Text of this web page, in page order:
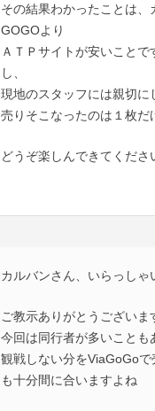
その結果わかったことは
GOGOより
ＡＴＰサイトが安いこと
し、
現地のスタッフには親切
売りそこなったのは１枚だ
どうぞ楽しんできてくださ
カルバンさん、いらっしゃ
ご教示ありがとうございま
今回は同行者が多いことも
観戦しない分をViaGoGo
も十分間に合いますよね